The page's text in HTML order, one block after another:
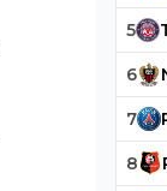
5
6
7
8